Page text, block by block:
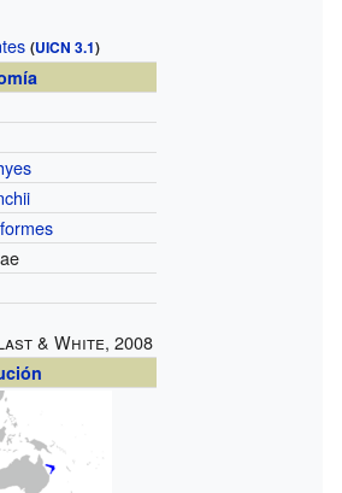
(UICN 3.1)
& White, 2008